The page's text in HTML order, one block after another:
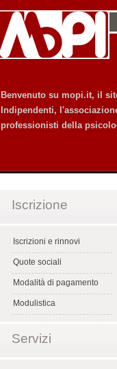
Benvenuto su mopi.it, il
Indipendenti,
professionisti della
Iscrizione
Iscrizioni e rinnovi
Quote sociali
Modalità di pagamento
Modulistica
Servizi